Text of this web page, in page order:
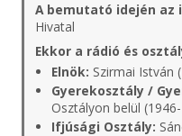
A bemutató idején az
Hivatal
Ekkor a rádió és
Elnök: Szirmai István
Gyerekosztály /
Osztályon belül
Ifjúsági Osztály: